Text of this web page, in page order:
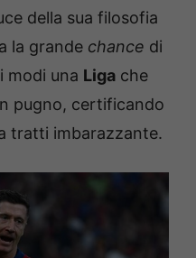
della sua filosofia
la grande chance di
modi una Liga che
pugno, certificando
tratti imbarazzante.